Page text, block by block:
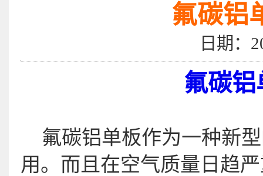
氟碳铝
日期
氟碳铝
氟碳铝单板作为一种新
用。而且在空气质量日趋